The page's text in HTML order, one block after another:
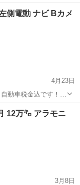
ば分かることやくだ
連絡してこないでく
側電動 ナビ Bカメ
4月23日
動車税金込です！
ば分かることやくだ
連絡してこないでく
12万㌔ アラモニ
3月8日